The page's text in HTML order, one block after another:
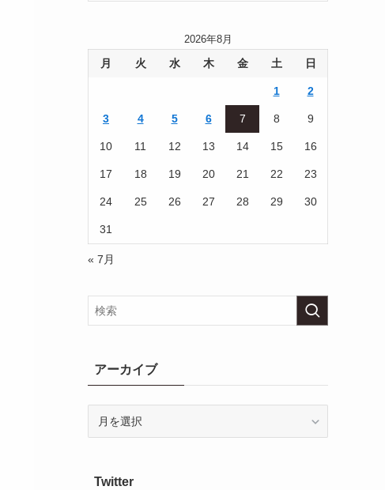
2026年8月
月 火 水 木 金 土 日
1 2
3 4 5 6 7 8 9
10 11 12 13 14 15 16
17 18 19 20 21 22 23
24 25 26 27 28 29 30
31
« 7月
アーカイブ
ブTwitter